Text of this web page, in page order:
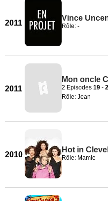
2011
Vince
Rôle: -
2011
Mon oncle
2 Episodes 19 -
Rôle: Jean
2010
Hot in
Rôle: Mamie